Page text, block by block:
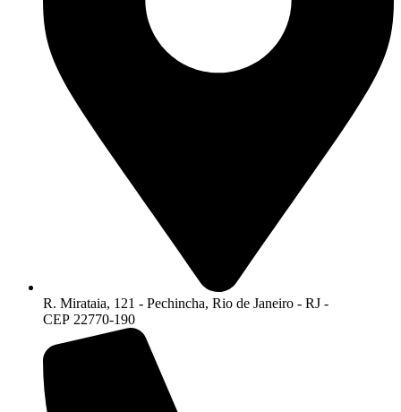
R. Mirataia, 121 - Pechincha, Rio de Janeiro - RJ -
CEP 22770-190